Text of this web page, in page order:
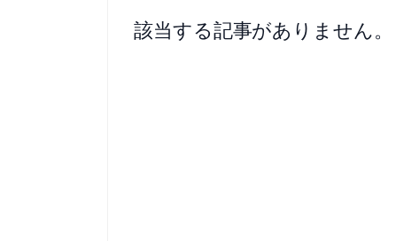
該当する記事がありません。